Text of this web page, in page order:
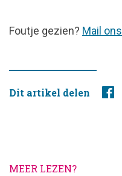
FOUTJE
Foutje gezien? Mail ons
Dit artikel delen
MEER LEZEN?